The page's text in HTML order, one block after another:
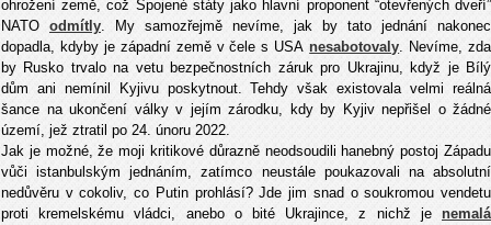
ohrožení země, což Spojené státy jako hlavní proponent “otevřených dveří”
NATO odmítly. My samozřejmě nevíme, jak by tato jednání nakonec
dopadla, kdyby je západní země v čele s USAnesabotovaly. Nevíme, zda
by Rusko trvalo na vetu bezpečnostních záruk pro Ukrajinu, když je Bílý
dům ani nemínil Kyjivu poskytnout. Tehdy však existovala velmi reálná
šance na ukončení války v jejím zárodku, kdy by Kyjiv nepřišel o žádné
území, jež ztratil po 24. únoru 2022.
Jak je možné, že moji kritikové důrazně neodsoudili hanebný postoj Západu
vůči istanbulským jednáním, zatímco neustále poukazovali na absolutní
nedůvěru v cokoliv, co Putin prohlásí? Jde jim snad o soukromou vendetu
proti kremelskému vládci, anebo o bité Ukrajince, z nichž je nemalá